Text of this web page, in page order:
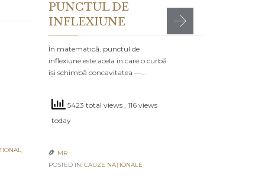
,
PUNCTUL DE
INFLEXIUNE
În matematică, punctul de
inflexiune este acela în care o curbă
își schimbă concavitatea —…
5423 total views , 116 views
today
 MR
POSTED IN: CAUZE NAŢIONALE